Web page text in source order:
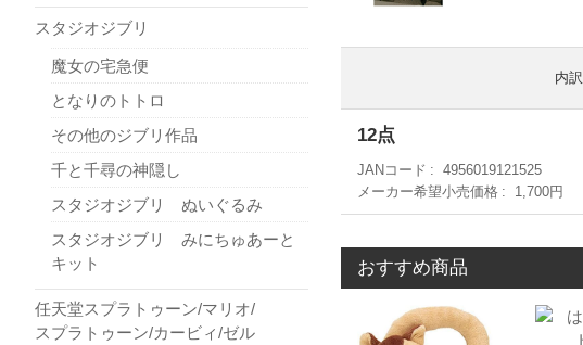
内訳
12点
JANコード
4956019121525
メーカー希望小売価格
1,700円
おすすめ商品
スタジオジブリ
魔女の宅急便
となりのトトロ
その他のジブリ作品
千と千尋の神隠し
スタジオジブリ ぬいぐるみ
スタジオジブリ みにちゅあーと
キット
任天堂スプラトゥーン/マリオ/
スプラトゥーン/カービィ/ゼル